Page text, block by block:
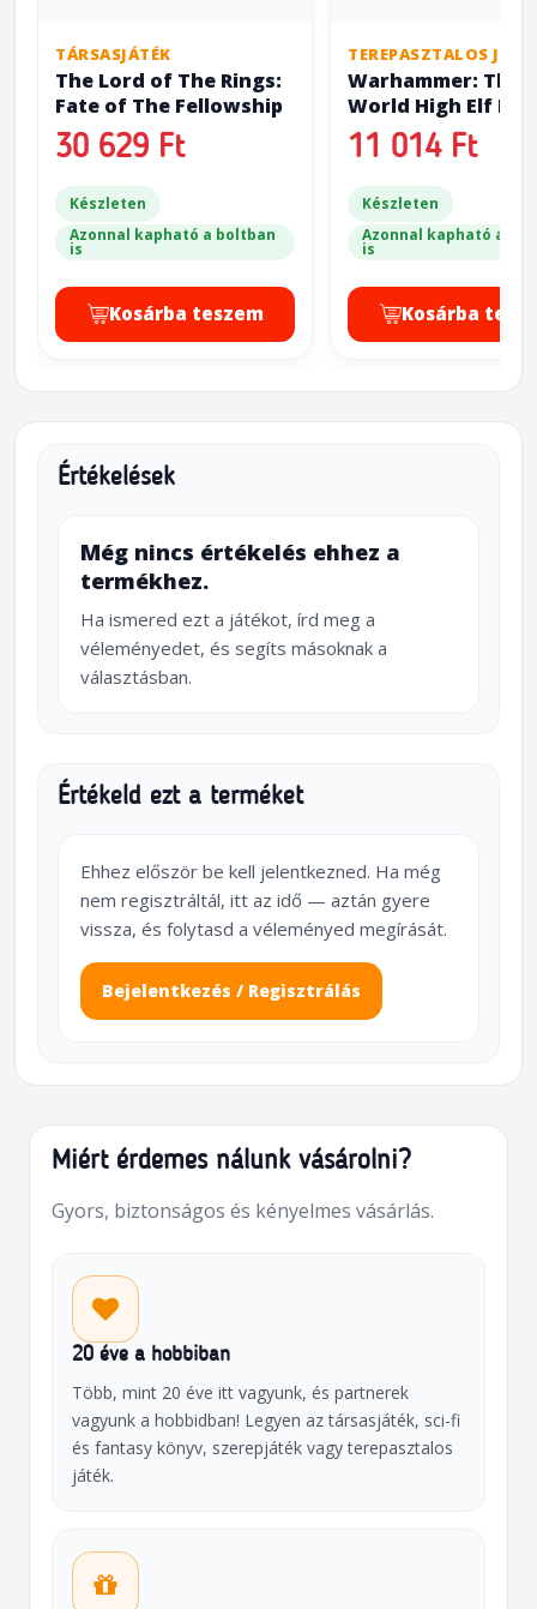
TÁRSASJÁTÉK
The Lord of The Rings:
Fate of The Fellowship
30 629 Ft
Készleten
Azonnal kapható a boltban
is
Kosárba teszem
TEREPASZTALOS
Warhammer: The
World High Elf
High Elf Lords
11 014 Ft
Készleten
Azonnal kapható a
is
Kosárba
Értékelések
Még nincs értékelés ehhez a
termékhez.
Ha ismered ezt a játékot, írd meg a
véleményedet, és segíts másoknak a
választásban.
Értékeld ezt a terméket
Ehhez először be kell jelentkezned. Ha még
nem regisztráltál, itt az idő — aztán gyere
vissza, és folytasd a véleményed megírását.
Bejelentkezés / Regisztrálás
Miért érdemes nálunk vásárolni?
Gyors, biztonságos és kényelmes vásárlás.
20 éve a hobbiban
Több, mint 20 éve itt vagyunk, és partnerek
vagyunk a hobbidban! Legyen az társasjáték, sci-fi
és fantasy könyv, szerepjáték vagy terepasztalos
játék.